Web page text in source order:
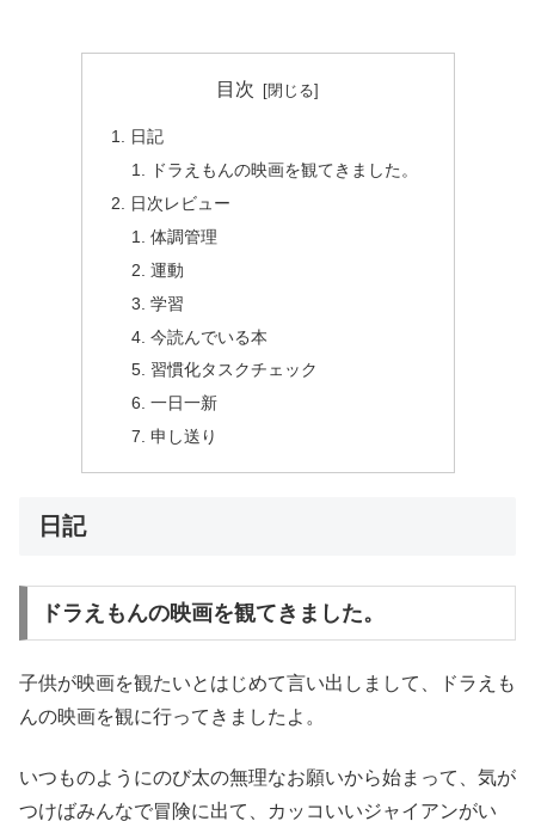
目次
日記
ドラえもんの映画を観てきました。
日次レビュー
体調管理
運動
学習
今読んでいる本
習慣化タスクチェック
一日一新
申し送り
日記
ドラえもんの映画を観てきました。
子供が映画を観たいとはじめて言い出しまして、ドラえも
んの映画を観に行ってきましたよ。
いつものようにのび太の無理なお願いから始まって、気が
つけばみんなで冒険に出て、カッコいいジャイアンがい